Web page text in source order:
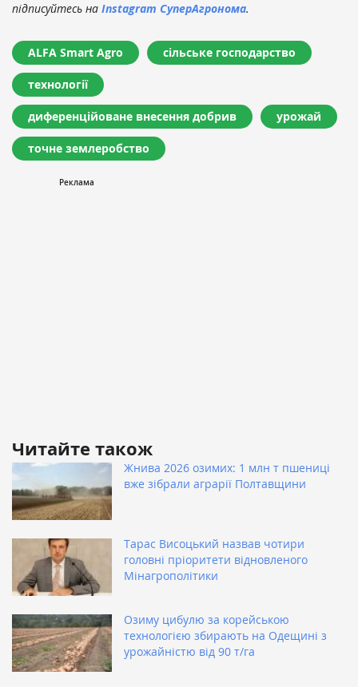
підписуйтесь на Instagram СуперАгронома.
ALFA Smart Agro сільське господарство
технології
диференційоване внесення добрив урожай
точне землеробство
Читайте також
Жнива 2026 озимих: 1 млн т пшениці
вже зібрали аграрії Полтавщини
Тарас Висоцький назвав чотири
головні пріоритети відновленого
Мінагрополітики
Озиму цибулю за корейською
технологією збирають на Одещині з
урожайністю від 90 т/га